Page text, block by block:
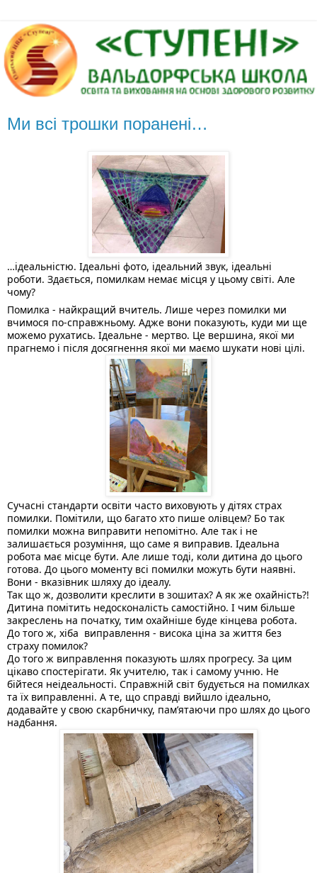
Ми всі трошки поранені…
…ідеальністю. Ідеальні фото, ідеальний звук, ідеальні
роботи. Здається, помилкам немає місця у цьому світі. Але
чому?
Помилка - найкращий вчитель. Лише через помилки ми
вчимося по-справжньому. Адже вони показують, куди ми ще
можемо рухатись. Ідеальне - мертво. Це вершина, якої ми
прагнемо і після досягнення якої ми маємо шукати нові цілі.
Сучасні стандарти освіти часто виховують у дітях страх
помилки. Помітили, що багато хто пише олівцем? Бо так
помилки можна виправити непомітно. Але так і не
залишається розуміння, що саме я виправив. Ідеальна
робота має місце бути. Але лише тоді, коли дитина до цього
готова. До цього моменту всі помилки можуть бути наявні.
Вони - вказівник шляху до ідеалу.
Так що ж, дозволити креслити в зошитах? А як же охайність?!
Дитина помітить недосконалість самостійно. І чим більше
закреслень на початку, тим охайніше буде кінцева робота.
До того ж, хіба  виправлення - висока ціна за життя без
страху помилок?
До того ж виправлення показують шлях прогресу. За цим
цікаво спостерігати. Як учителю, так і самому учню. Не
бійтеся неідеальності. Справжній світ будується на помилках
та їх виправленні. А те, що справді вийшло ідеально,
додавайте у свою скарбничку, памʼятаючи про шлях до цього
надбання.